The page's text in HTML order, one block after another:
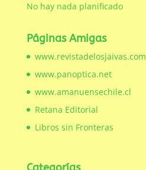
No hay nada planificado
Páginas Amigas
www.revistadelosjaivas.com
www.panoptica.net
www.amanuensechile.cl
Retana Editorial
Libros sin Fronteras